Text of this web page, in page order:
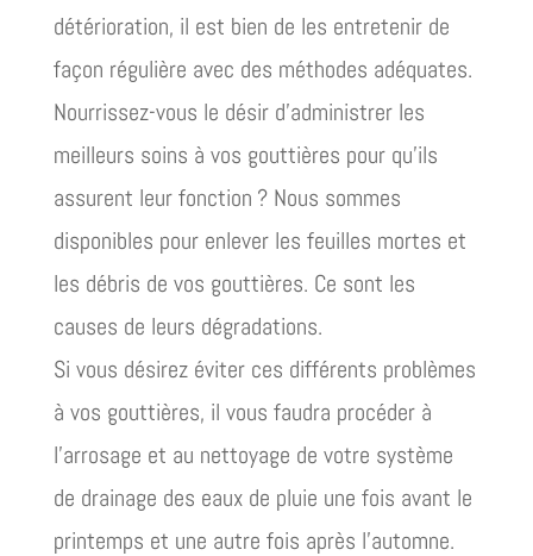
détérioration, il est bien de les entretenir de
façon régulière avec des méthodes adéquates.
Nourrissez-vous le désir d’administrer les
meilleurs soins à vos gouttières pour qu’ils
assurent leur fonction ? Nous sommes
disponibles pour enlever les feuilles mortes et
les débris de vos gouttières. Ce sont les
causes de leurs dégradations.
Si vous désirez éviter ces différents problèmes
à vos gouttières, il vous faudra procéder à
l’arrosage et au nettoyage de votre système
de drainage des eaux de pluie une fois avant le
printemps et une autre fois après l’automne.